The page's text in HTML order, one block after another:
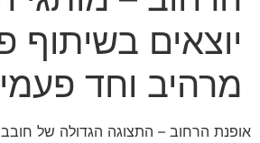
יוצאים בשיתוף
מרהיב וחד פעמי
אופנת הרחוב – התצוגה הגדולה של